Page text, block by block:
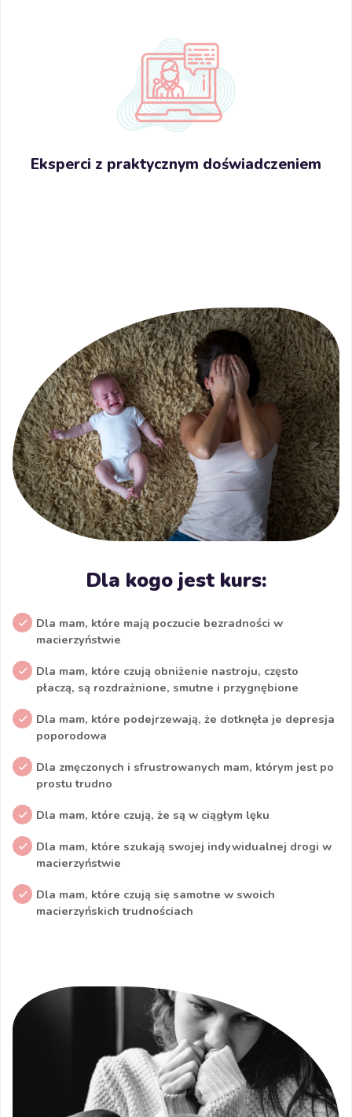
Eksperci z praktycznym doświadczeniem
Dla kogo jest kurs:
Dla mam, które mają poczucie bezradności w
macierzyństwie
Dla mam, które czują obniżenie nastroju, często
płaczą, są rozdrażnione, smutne i przygnębione
Dla mam, które podejrzewają, że dotknęła je depresja
poporodowa
Dla zmęczonych i sfrustrowanych mam, którym jest po
prostu trudno
Dla mam, które czują, że są w ciągłym lęku
Dla mam, które szukają swojej indywidualnej drogi w
macierzyństwie
Dla mam, które czują się samotne w swoich
macierzyńskich trudnościach